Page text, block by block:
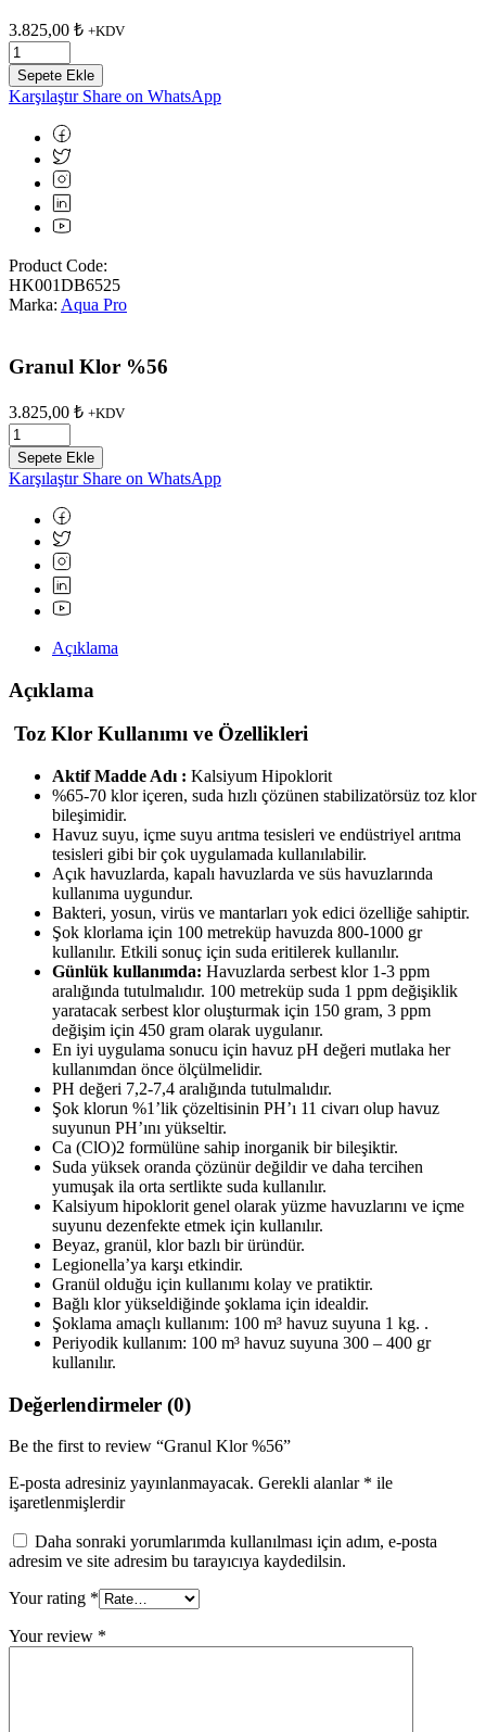
3.825,00 ₺ +KDV
Sepete Ekle
Karşılaştır Share on WhatsApp
Product Code:
HK001DB6525
Marka: Aqua Pro
Granul Klor %56
3.825,00 ₺ +KDV
Sepete Ekle
Karşılaştır Share on WhatsApp
Açıklama
Açıklama
Toz Klor Kullanımı ve Özellikleri
AktifMadde Adı : Kalsiyum Hipoklorit
%65-70 klor içeren, suda hızlı çözünen stabilizatörsüz toz klor
bileşimidir.
Havuz suyu, içme suyu arıtma tesisleri ve endüstriyel arıtma
tesisleri gibi bir çok uygulamada kullanılabilir.
Açık havuzlarda, kapalı havuzlarda ve süs havuzlarında
kullanıma uygundur.
Bakteri, yosun, virüs ve mantarları yok edici özelliğe sahiptir.
Şok klorlama için 100 metreküp havuzda 800-1000 gr
kullanılır. Etkili sonuç için suda eritilerek kullanılır.
Günlük kullanımda: Havuzlarda serbest klor 1-3 ppm
aralığında tutulmalıdır. 100 metreküp suda 1 ppm değişiklik
yaratacak serbest klor oluşturmak için 150 gram, 3 ppm
değişim için 450 gram olarak uygulanır.
En iyi uygulama sonucu için havuz pH değeri mutlaka her
kullanımdan önce ölçülmelidir.
PH değeri 7,2-7,4 aralığında tutulmalıdır.
Şok klorun %1’lik çözeltisinin PH’ı 11 civarı olup havuz
suyunun PH’ını yükseltir.
Ca (ClO)2 formülüne sahip inorganik bir bileşiktir.
Suda yüksek oranda çözünür değildir ve daha tercihen
yumuşak ila orta sertlikte suda kullanılır.
Kalsiyum hipoklorit genel olarak yüzme havuzlarını ve içme
suyunu dezenfekte etmek için kullanılır.
Beyaz, granül, klor bazlı bir üründür.
Legionella’ya karşı etkindir.
Granül olduğu için kullanımı kolay ve pratiktir.
Bağlı klor yükseldiğinde şoklama için idealdir.
Şoklama amaçlı kullanım: 100 m³ havuz suyuna 1 kg. .
Periyodik kullanım: 100 m³ havuz suyuna 300 – 400 gr
kullanılır.
Değerlendirmeler (0)
Be the first to review “Granul Klor %56”
E-posta adresiniz yayınlanmayacak. Gerekli alanlar * ile
işaretlenmişlerdir
Daha sonraki yorumlarımda kullanılması için adım, e-posta
adresim ve site adresim bu tarayıcıya kaydedilsin.
Your rating *
Your review *